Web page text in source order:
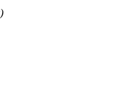
van passief inkomen